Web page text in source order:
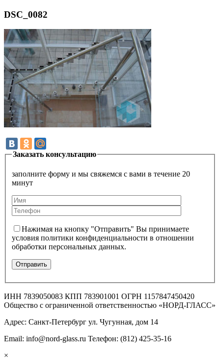
DSC_0082
Заказать консультацию
заполните форму и мы свяжемся с вами в течение 20
минут
Нажимая на кнопку "Отправить" Вы принимаете
условия политики конфиденциальности в отношении
обработки персональных данных.
ИНН 7839050083 КПП 783901001 ОГРН 1157847450420
Общество с ограниченной ответственностью «НОРД-ГЛАСС»
Адрес: Санкт-Петербург ул. Чугунная, дом 14
Email: info@nord-glass.ru Телефон: (812) 425-35-16
×